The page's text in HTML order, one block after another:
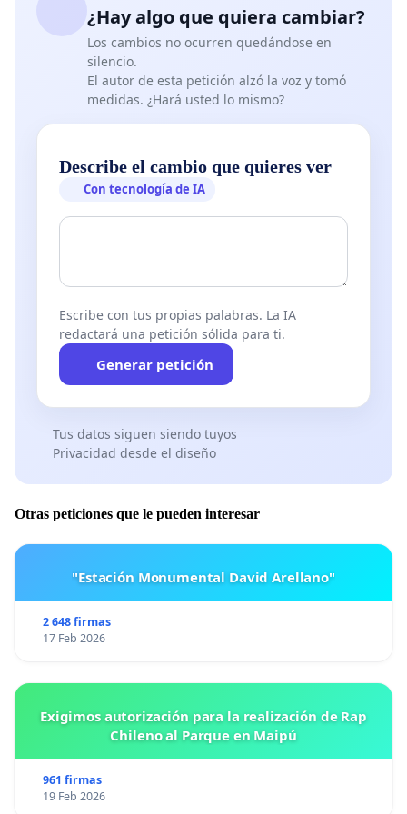
necesarios.
4. Falta de supervisión y control: La Coordinadora
ha dejado pasar múltiples
incidencias que afectan la calidad del aprendizaje.
Un ejemplo claro de esto es el
descuido en la supervisión de los justificantes,
uniforme y campos clinicos , tanto
genera una falta de disciplina en la
institución. Además, el incumplimiento en la
imposición de la cofia a los estudiantes
de 4to y 6to semestre, contrasta con la exigencia de
semestre, lo cual muestra una falta de consistencia
en su gestión.
5. Actitudes inadecuadas: En varias ocasiones
no se encuentra disponible. En
dentro de la coordinación, lo
que afecta el ambiente laboral y académico. Esta
desorganización y falta de comunicación efectiva,
¿Hay algo que quiera cambiar?
Los cambios no ocurren quedándose en
silencio.
El autor de esta petición alzó la voz y tomó
medidas. ¿Hará usted lo mismo?
Describe el cambio que quieres ver
Con tecnología de IA
Escribe con tus propias palabras. La IA
redactará una petición sólida para ti.
Generar petición
Tus datos siguen siendo tuyos
Privacidad desde el diseño
Otras peticiones que le pueden interesar
"Estación Monumental David Arellano"
2 648 firmas
17 Feb 2026
Exigimos autorización para la realización de Rap
Chileno al Parque en Maipú
961 firmas
19 Feb 2026